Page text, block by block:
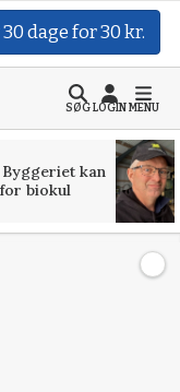
dage for 30 kr.
SØGLOGINMENU
kan
biokul